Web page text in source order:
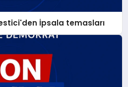
İpsala temasları